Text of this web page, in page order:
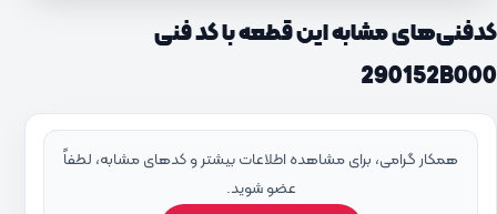
کدفنی‌های مشابه این قطعه با کد فنی
290152B000
همکار گرامی، برای مشاهده اطلاعات بیشتر و کدهای مشابه، لطفاً
عضو شوید.